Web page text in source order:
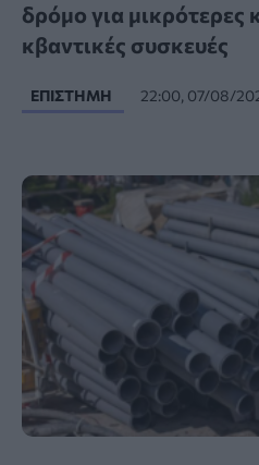
δρόμο για μικρότερες
κβαντικές συσκευές
ΕΠΙΣΤΉΜΗ 22:00, 07/08/